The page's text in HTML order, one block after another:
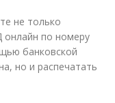
не только
по номеру
банковской
но и распечатать